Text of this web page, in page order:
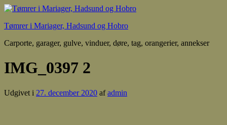
Tømrer i Mariager, Hadsund og Hobro
Carporte, garager, gulve, vinduer, døre, tag, orangerier, annekser
IMG_0397 2
Udgivet i 27. december 2020 afadmin